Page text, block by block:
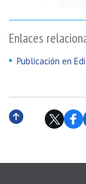
Enlaces
Publicación en